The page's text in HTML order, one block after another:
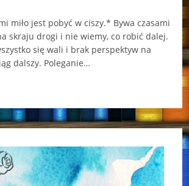
miło jest pobyć w ciszy.* Bywa czasami
skraju drogi i nie wiemy, co robić dalej.
się wali i brak perspektyw na
dalszy. Poleganie…